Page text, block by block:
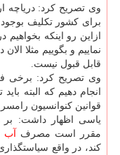
وی تصریح كرد: دریاچه
برای كشور تكلیف
ازاین رو اینكه
نماییم و بگوییم مثلا الان
قابل قبول نیست.
وی تصریح كرد: برخی
انجام دهیم كه البته
قوانین كنوانسیون رامسر
یاسی اظهار داشت: بر
مقرر است مصرف آب
كند، در واقع